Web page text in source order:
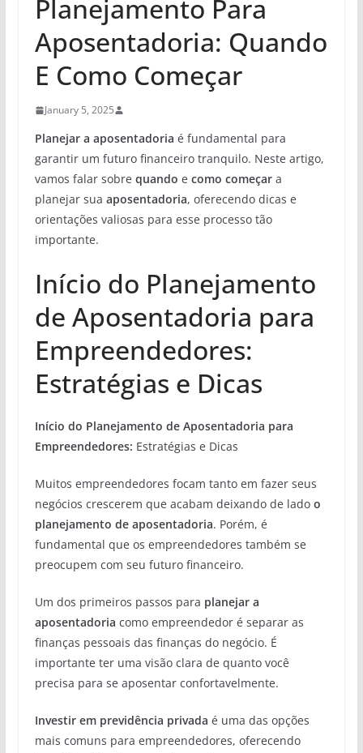
Planejamento Para
Aposentadoria: Quando
E Como Começar
January 5, 2025
Planejar a aposentadoria é fundamental para
garantir um futuro financeiro tranquilo. Neste artigo,
vamos falar sobre quando e como começara
planejar sua aposentadoria, oferecendo dicas e
orientações valiosas para esse processo tão
importante.
Início do Planejamento
de Aposentadoria para
Empreendedores:
Estratégias e Dicas
Início do Planejamento de Aposentadoria para
Empreendedores: Estratégias e Dicas
Muitos empreendedores focam tanto em fazer seus
negócios crescerem que acabam deixando de lado o
planejamento de aposentadoria. Porém, é
fundamental que os empreendedores também se
preocupem com seu futuro financeiro.
Um dos primeiros passos para planejar a
aposentadoria como empreendedor é separar as
finanças pessoais das finanças do negócio. É
importante ter uma visão clara de quanto você
precisa para se aposentar confortavelmente.
Investir em previdência privada é uma das opções
mais comuns para empreendedores, oferecendo